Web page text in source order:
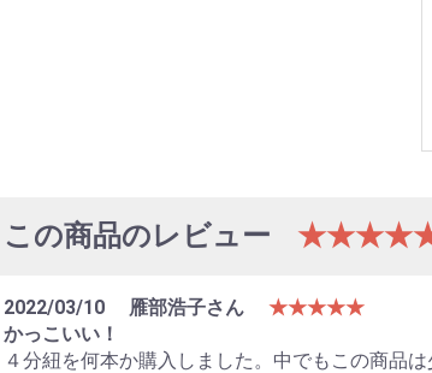
この商品のレビュー
2022/03/10 雁部浩子さん
★★★★★
かっこいい！
４分紐を何本か購入しました。中でもこの商品